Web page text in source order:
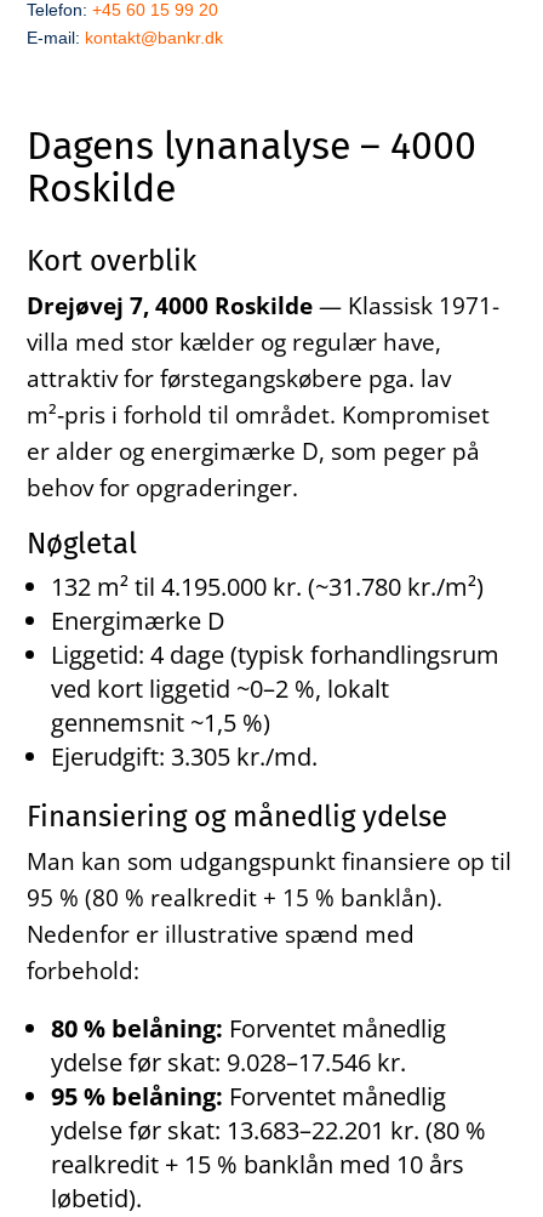
Telefon:+45 60 15 99 20
E-mail: kontakt@bankr.dk
Dagens lynanalyse – 4000
Roskilde
Kort overblik
Drejøvej 7, 4000 Roskilde— Klassisk 1971-
villa med stor kælder og regulær have,
attraktiv for førstegangskøbere pga. lav
m²‑pris i forhold til området. Kompromiset
er alder og energimærke D, som peger på
behov for opgraderinger.
Nøgletal
132 m² til 4.195.000 kr. (~31.780 kr./m²)
Energimærke D
Liggetid: 4 dage (typisk forhandlingsrum
ved kort liggetid ~0–2 %, lokalt
gennemsnit ~1,5 %)
Ejerudgift: 3.305 kr./md.
Finansiering og månedlig ydelse
Man kan som udgangspunkt finansiere op til
95 % (80 % realkredit + 15 % banklån).
Nedenfor er illustrative spænd med
forbehold:
80 % belåning: Forventet månedlig
ydelse før skat: 9.028–17.546 kr.
95 % belåning: Forventet månedlig
ydelse før skat: 13.683–22.201 kr. (80 %
realkredit + 15 % banklån med 10 års
løbetid).